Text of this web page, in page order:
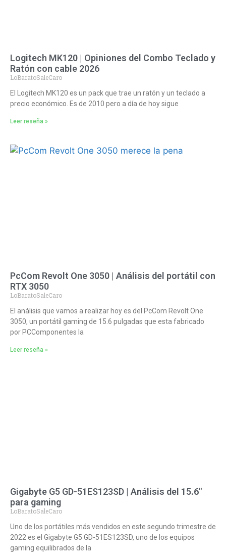
Logitech MK120 | Opiniones del Combo Teclado y
Ratón con cable 2026
LoBaratoSaleCaro
El Logitech MK120 es un pack que trae un ratón y un teclado a
precio económico. Es de 2010 pero a día de hoy sigue
Leer reseña »
PcCom Revolt One 3050 | Análisis del portátil con
RTX 3050
LoBaratoSaleCaro
El análisis que vamos a realizar hoy es del PcCom Revolt One
3050, un portátil gaming de 15.6 pulgadas que esta fabricado
por PCComponentes la
Leer reseña »
Gigabyte G5 GD-51ES123SD | Análisis del 15.6″
para gaming
LoBaratoSaleCaro
Uno de los portátiles más vendidos en este segundo trimestre de
2022 es el Gigabyte G5 GD-51ES123SD, uno de los equipos
gaming equilibrados de la